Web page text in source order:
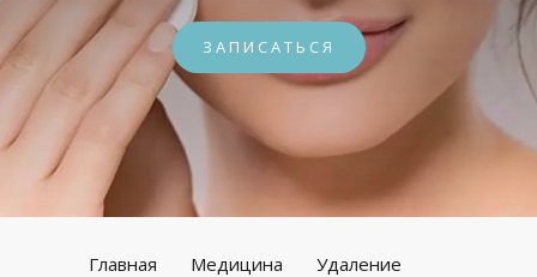
ЗАПИСАТЬСЯ
Главная Медицина
Удаление